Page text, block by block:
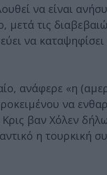
να είναι
τις
να
ανάφερε «η
να
βαν Χόλεν
η τουρκική